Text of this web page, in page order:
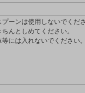
ーンは使用しないでくださ
んとしめてください。
には入れないでください。